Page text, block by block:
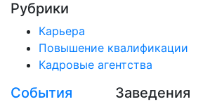
Рубрики
Карьера
Повышение квалификации
Кадровые агентства
События Заведения